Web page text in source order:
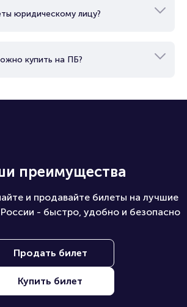
юридическому лицу?
купить на ПБ?
преимущества
и продавайте билеты на лучшие
- быстро, удобно и безопасно
Продать билет
Купить билет